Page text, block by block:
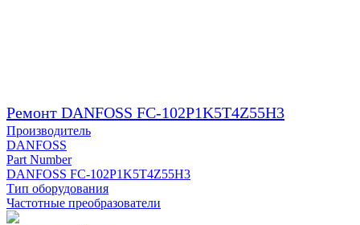
Ремонт DANFOSS FC-102P1K5T4Z55H3
Производитель
DANFOSS
Part Number
DANFOSS FC-102P1K5T4Z55H3
Тип оборудования
Частотные преобразователи